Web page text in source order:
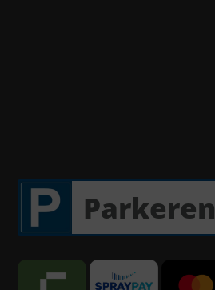
Parkeren